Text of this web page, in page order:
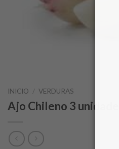
INICIO / VERDURAS
Ajo Chileno 3 unidades